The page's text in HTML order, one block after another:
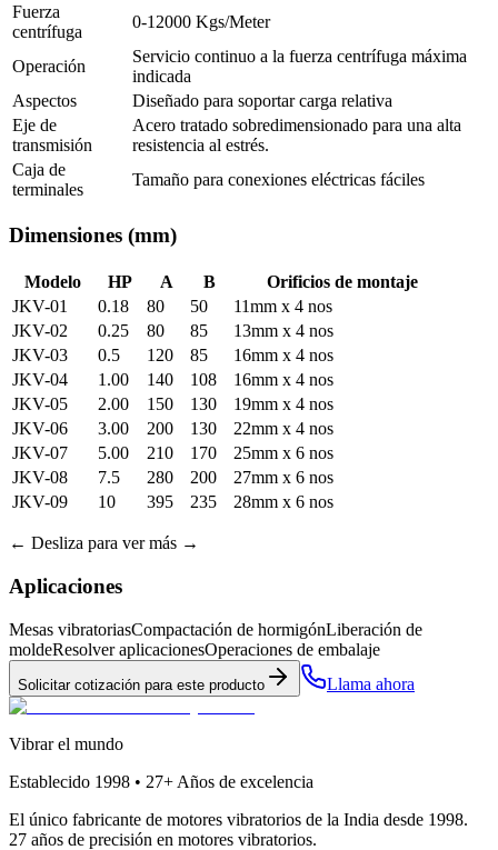
Fuerza
centrífuga
0-12000 Kgs/Meter
Operación
Servicio continuo a la fuerza centrífuga máxima
indicada
Aspectos
Diseñado para soportar carga relativa
Eje de
transmisión
Acero tratado sobredimensionado para una alta
resistencia al estrés.
Caja de
terminales
Tamaño para conexiones eléctricas fáciles
Dimensiones (mm)
Modelo HP A B
Orificios de montaje
JKV-01
0.18 80 50
11mm x 4 nos
JKV-02
0.25 80 85
13mm x 4 nos
JKV-03
0.5 120 85
16mm x 4 nos
JKV-04
1.00 140 108
16mm x 4 nos
JKV-05
2.00 150 130
19mm x 4 nos
JKV-06
3.00 200 130
22mm x 4 nos
JKV-07
5.00 210 170
25mm x 6 nos
JKV-08
7.5 280 200
27mm x 6 nos
JKV-09
10 395 235 28mm x 6 nos
← Desliza para ver más →
Aplicaciones
Mesas vibratoriasCompactación de hormigónLiberación de
moldeResolver aplicacionesOperaciones de embalaje
Solicitar cotización para este producto Llama ahora
Vibrar el mundo
Establecido 1998 • 27+ Años de excelencia
El único fabricante de motores vibratorios de la India desde 1998.
27 años de precisión en motores vibratorios.